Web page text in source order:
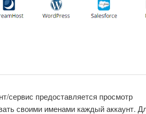
сервис предоставляется просмотр
своими именами каждый аккаунт.